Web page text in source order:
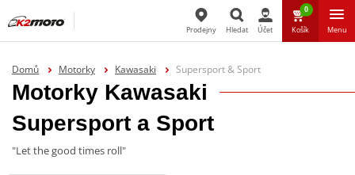
Prodejny Hledat Účet
0
Košík Menu
Domů Motorky Kawasaki Supersport & Sport
Motorky Kawasaki
Supersport a Sport
"Let the good times roll"